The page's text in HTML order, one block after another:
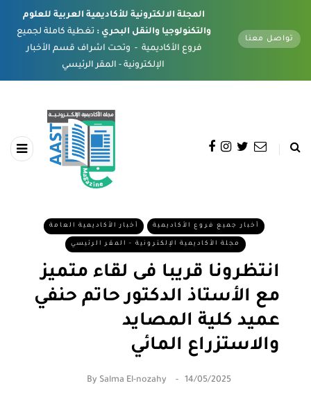
المجلة الالكترونية للأكاديمية العربية للعلوم
والتكنولوجيا والنقل البحري : تغطية كاملة لجميع
فروع الأكاديمية - وتحت اشراف قسم الأخبار
تواصل معنا
أخبار الأكاديمية العامة أخبار جميع فروع الأكاديمية
مجلة الأكاديمية الإلكترونية - المقر الرئيسي
انتظرونا قريبا فى لقاء متميز
مع الأستاذ الدكتور حاتم حنفي
عميد كلية المصايد
والاستزراع المائي
By Salma El-nozahy 14/05/2025